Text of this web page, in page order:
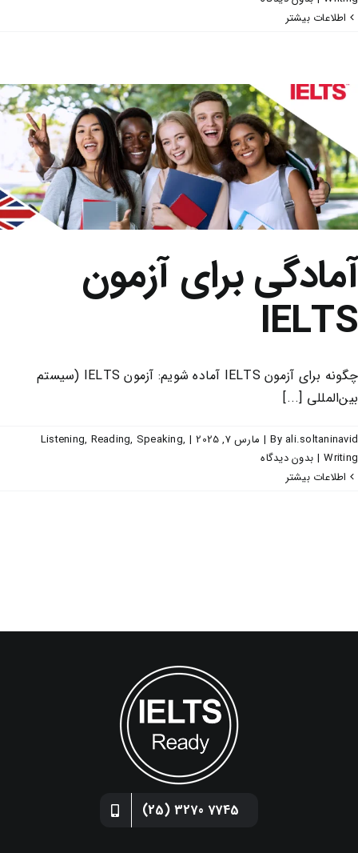
اطلاعات بیشتر
آمادگی برای آزمون
IELTS
چگونه برای آزمون IELTS آماده شویم: آزمون IELTS (سیستم
بین‌المللی [...]
By ali.soltaninavid
| مارس 7, 2025 |
Listening, Reading, Speaking,
Writing
| بدون ديدگاه
اطلاعات بیشتر
7745 3270 (25)